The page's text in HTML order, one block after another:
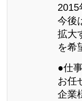
2015
今後
拡大
を希
●仕
お任
企業